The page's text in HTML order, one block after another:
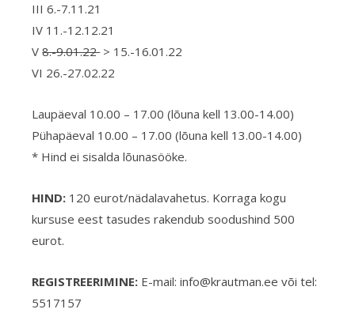
III 6.-7.11.21
IV 11.-12.12.21
V8.-9.01.22> 15.-16.01.22
VI 26.-27.02.22
Laupäeval 10.00 – 17.00 (lõuna kell 13.00-14.00)
Pühapäeval 10.00 – 17.00 (lõuna kell 13.00-14.00)
* Hind ei sisalda lõunasööke.
HIND: 120 eurot/nädalavahetus. Korraga kogu
kursuse eest tasudes rakendub soodushind 500
eurot.
REGISTREERIMINE: E-mail: info@krautman.ee või tel:
5517157